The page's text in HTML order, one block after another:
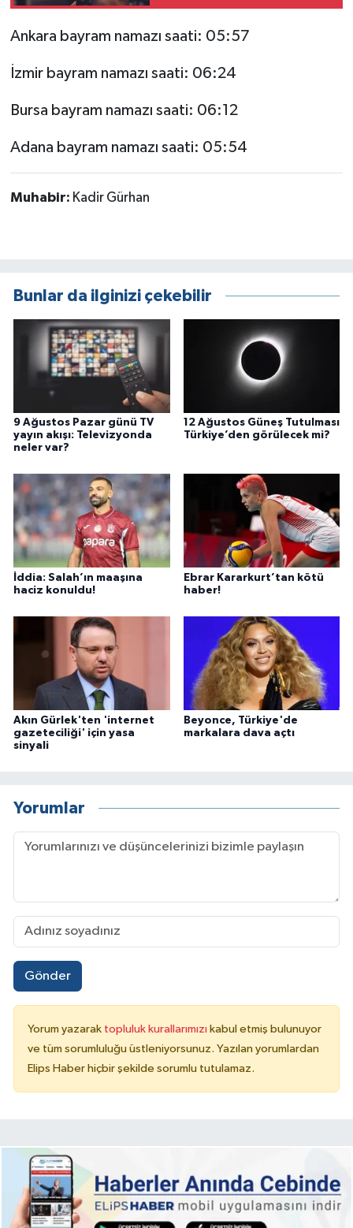
Ankara bayram namazı saati: 05:57
İzmir bayram namazı saati: 06:24
Bursa bayram namazı saati: 06:12
Adana bayram namazı saati: 05:54
Muhabir: Kadir Gürhan
Bunlar da ilginizi çekebilir
9 Ağustos Pazar günü TV
yayın akışı: Televizyonda
neler var?
12 Ağustos Güneş Tutulması
Türkiye’den görülecek mi?
İddia: Salah’ın maaşına
haciz konuldu!
Ebrar Kararkurt’tan kötü
haber!
Akın Gürlek'ten 'internet
gazeteciliği' için yasa
sinyali
Beyonce, Türkiye'de
markalara dava açtı
Yorumlar
Gönder
Yorum yazarak topluluk kurallarımızı kabul etmiş bulunuyor
ve tüm sorumluluğu üstleniyorsunuz. Yazılan yorumlardan
Elips Haber hiçbir şekilde sorumlu tutulamaz.